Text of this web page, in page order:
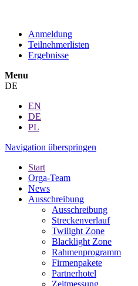
Anmeldung
Teilnehmerlisten
Ergebnisse
Menu
DE
EN
DE
PL
Navigation überspringen
Start
Orga-Team
News
Ausschreibung
Ausschreibung
Streckenverlauf
Twilight Zone
Blacklight Zone
Rahmenprogramm
Firmenpakete
Partnerhotel